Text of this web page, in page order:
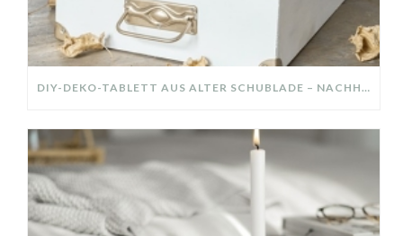
DIY-DEKO-TABLETT AUS ALTER SCHUBLADE – NACHHALTIGE HERBSTDEKO SELBER MACHEN!